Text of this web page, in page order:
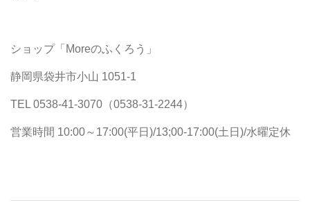
ショップ「Moreのふくろう」
静岡県袋井市小山 1051-1
TEL 0538-41-3070（0538-31-2244）
営業時間 10:00～17:00(平日)/13;00-17:00(土日)/水曜定休